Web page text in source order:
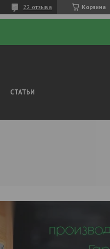
Корзина
22 отзыва
СТАТЬИ